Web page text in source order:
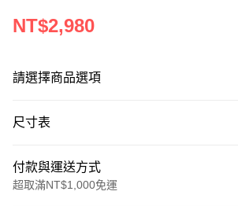
NT$2,980
請選擇商品選項
尺寸表
付款與運送方式
超取滿NT$1,000免運